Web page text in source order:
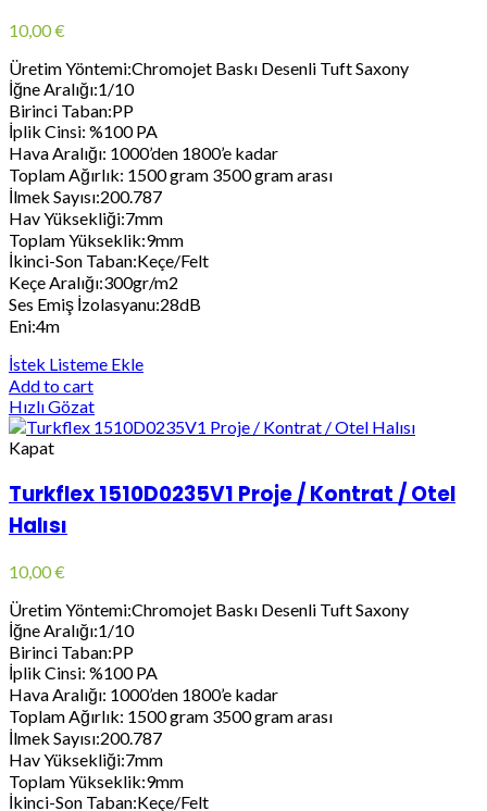
10,00€
Üretim Yöntemi:Chromojet Baskı Desenli Tuft Saxony
İğne Aralığı:1/10
Birinci Taban:PP
İplik Cinsi: %100 PA
Hava Aralığı: 1000’den 1800’e kadar
Toplam Ağırlık: 1500 gram 3500 gram arası
İlmek Sayısı:200.787
Hav Yüksekliği:7mm
Toplam Yükseklik:9mm
İkinci-Son Taban:Keçe/Felt
Keçe Aralığı:300gr/m2
Ses Emiş İzolasyanu:28dB
Eni:4m
İstek Listeme Ekle
Add to cart
Hızlı Gözat
Kapat
Turkflex 1510D0235V1 Proje / Kontrat / Otel
Halısı
10,00€
Üretim Yöntemi:Chromojet Baskı Desenli Tuft Saxony
İğne Aralığı:1/10
Birinci Taban:PP
İplik Cinsi: %100 PA
Hava Aralığı: 1000’den 1800’e kadar
Toplam Ağırlık: 1500 gram 3500 gram arası
İlmek Sayısı:200.787
Hav Yüksekliği:7mm
Toplam Yükseklik:9mm
İkinci-Son Taban:Keçe/Felt